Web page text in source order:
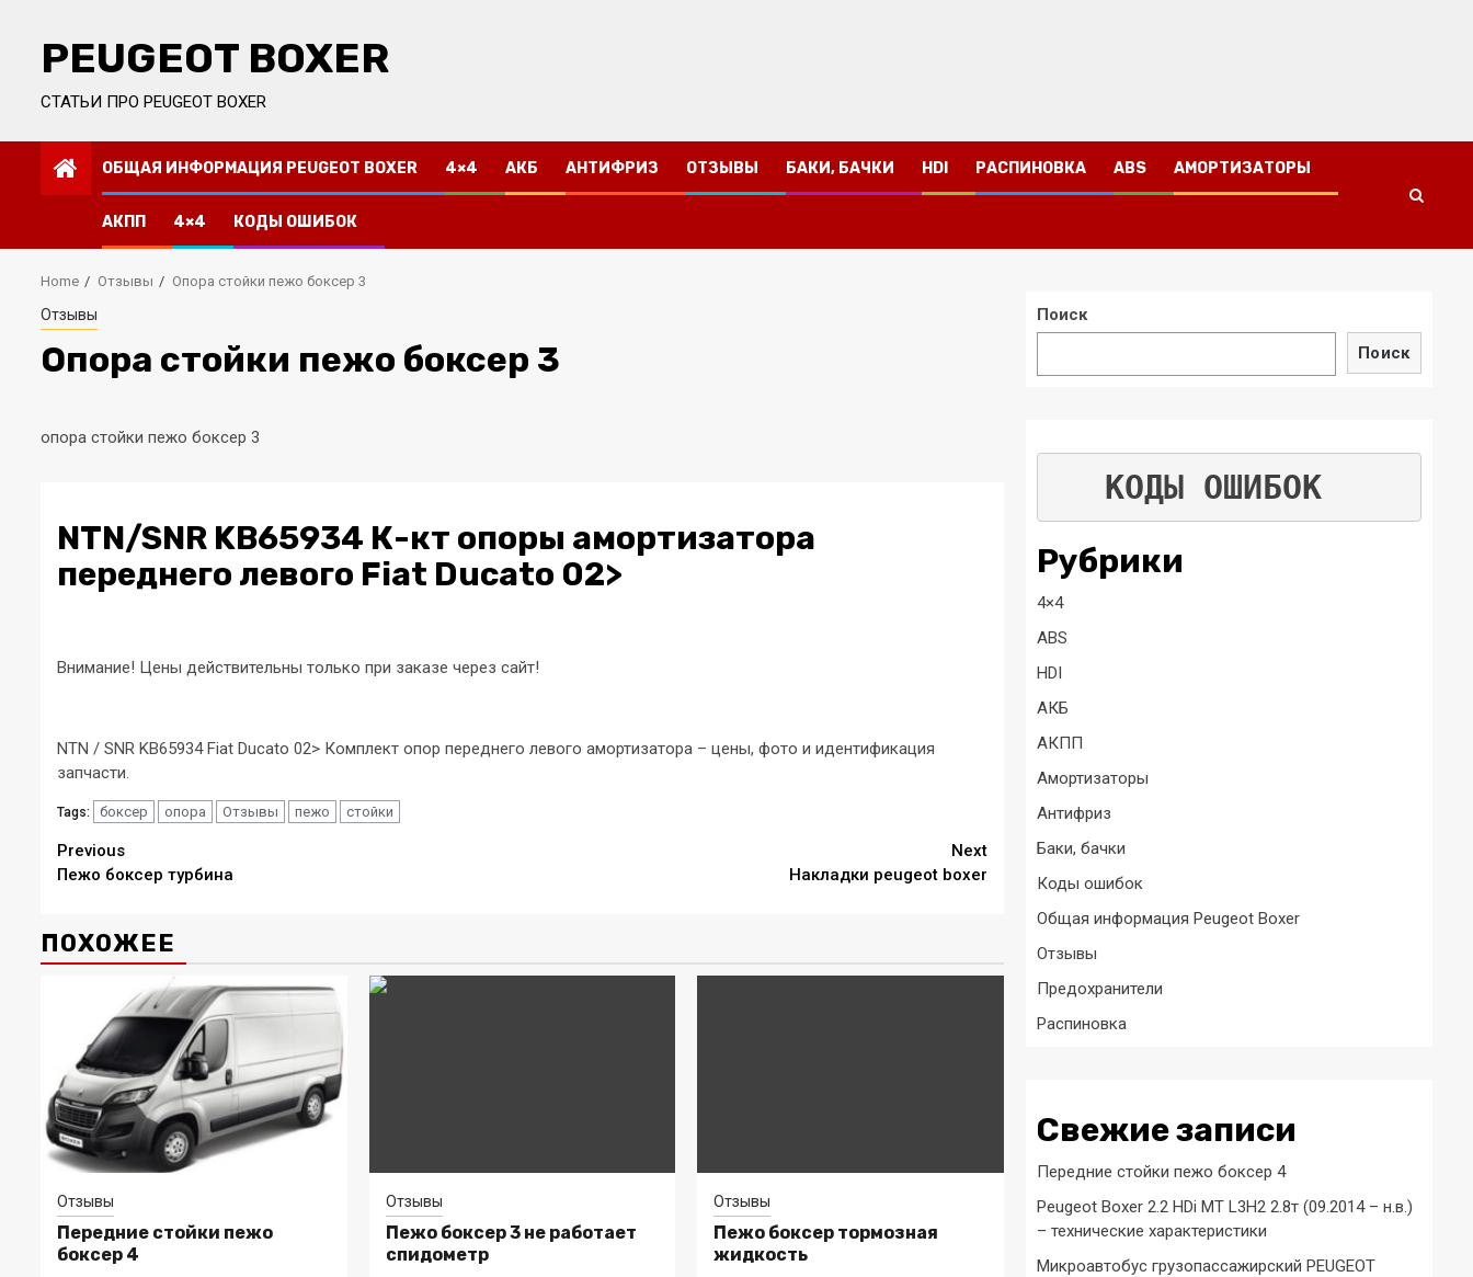
contentPEUGEOT BOXER
СТАТЬИ ПРО PEUGEOT BOXER
ОБЩАЯ ИНФОРМАЦИЯ PEUGEOT BOXER 4×4 АКБ АНТИФРИЗ ОТЗЫВЫ БАКИ, БАЧКИ HDI РАСПИНОВКА ABS АМОРТИЗАТОРЫ
АКПП 4×4 КОДЫ ОШИБОК
Home Отзывы Опора стойки пежо боксер 3
Отзывы
Опора стойки пежо боксер 3
опора стойки пежо боксер 3
NTN/SNR KB65934 К-кт опоры амортизатора
переднего левого Fiat Ducato 02>
Внимание! Цены действительны только при заказе через сайт!
NTN / SNR KB65934 Fiat Ducato 02> Комплект опор переднего левого амортизатора – цены, фото и идентификация
запчасти.
Tags: боксер опора Отзывы пежо стойки
Continue
Reading
Previous
Пежо боксер турбина
Next
Накладки peugeot boxer
ПОХОЖЕЕ
Отзывы
Передние стойки пежо
боксер 4
Отзывы
Пежо боксер 3 не работает
спидометр
Отзывы
Пежо боксер тормозная
жидкость
Поиск
Поиск
КОДЫ ОШИБОК
Рубрики
4×4
ABS
HDI
АКБ
АКПП
Амортизаторы
Антифриз
Баки, бачки
Коды ошибок
Общая информация Peugeot Boxer
Отзывы
Предохранители
Распиновка
Свежие записи
Передние стойки пежо боксер 4
Peugeot Boxer 2.2 HDi MT L3H2 2.8т (09.2014 – н.в.)
– технические характеристики
Микроавтобус грузопассажирский PEUGEOT